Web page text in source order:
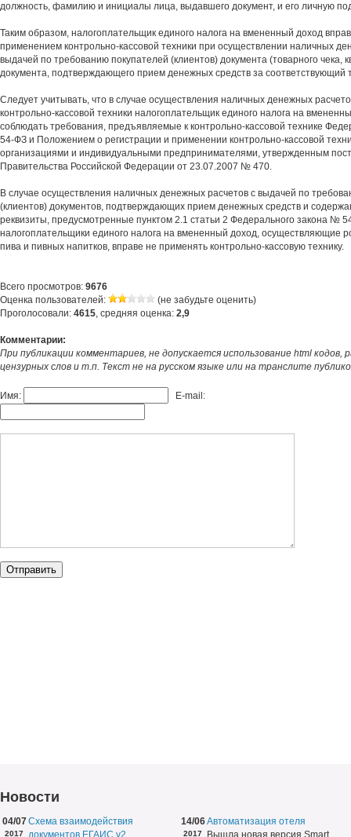
должность, фамилию и инициалы лица, выдавшего документ, и его личную
Таким образом, налогоплательщик единого налога на вмененный доход
применением контрольно-кассовой техники при осуществлении наличных
выдачей по требованию покупателей (клиентов) документа (товарного чека,
документа, подтверждающего прием денежных средств за соответствующий
Следует учитывать, что в случае осуществления наличных денежных
контрольно-кассовой техники налогоплательщик единого налога на
соблюдать требования, предъявляемые к контрольно-кассовой технике
54-ФЗ и Положением о регистрации и применении контрольно-кассовой
организациями и индивидуальными предпринимателями, утвержденным
Правительства Российской Федерации от 23.07.2007 № 470.
В случае осуществления наличных денежных расчетов с выдачей по
(клиентов) документов, подтверждающих прием денежных средств и
реквизиты, предусмотренные пунктом 2.1 статьи 2 Федерального закона №
налогоплательщики единого налога на вмененный доход, осуществляющие
пива и пивных напитков, вправе не применять контрольно-кассовую технику.
Всего просмотров: 9676
Оценка пользователей:
(не забудьте оценить)
Проголосовали: 4615, средняя оценка: 2,9
Комментарии:
При публикации комментариев, не допускается использование html кодов,
цензурных слов и т.п. Текст не на русском языке или на транслите
Имя: E-mail:
Новости
04/07
2017
Схема взаимодействия
документов ЕГАИС v2
14/06
2017
Автоматизация отеля
Вышла новая версия Smart